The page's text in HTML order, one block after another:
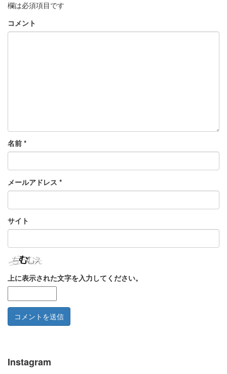
欄は必須項目です
コメント
名前 *
メールアドレス *
サイト
上に表示された文字を入力してください。
Instagram